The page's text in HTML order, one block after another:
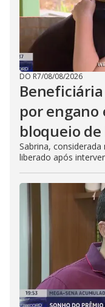
DO R7/08/08/2026
por
bloqueio de
Sabrina,
liberado após